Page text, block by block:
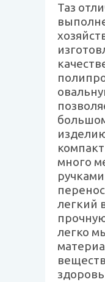
Таз
много
легкий
легко